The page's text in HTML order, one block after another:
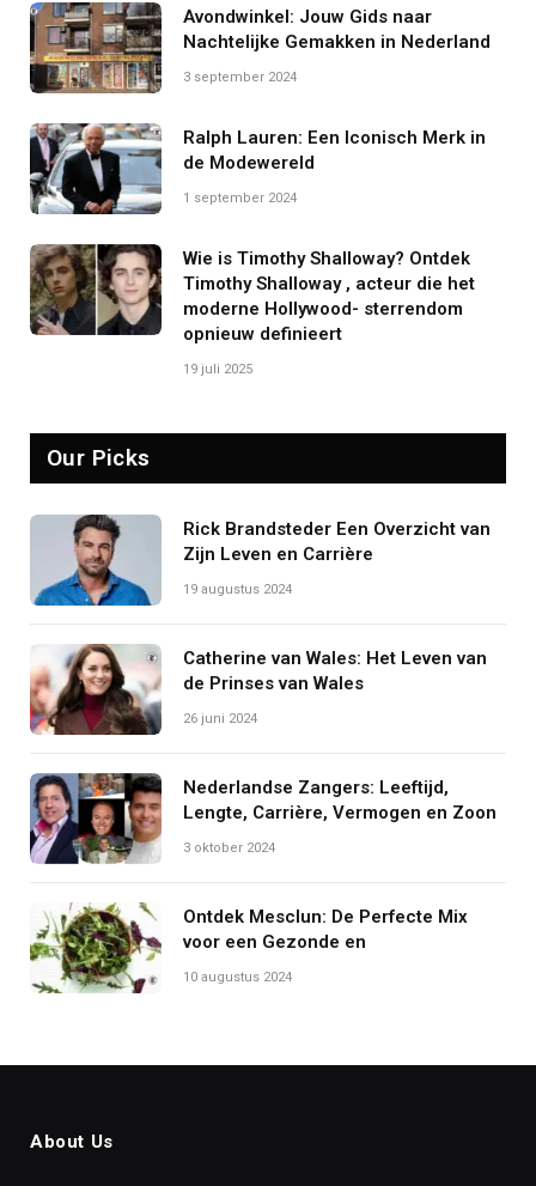
Avondwinkel: Jouw Gids naar
Nachtelijke Gemakken in Nederland
3 september 2024
Ralph Lauren: Een Iconisch Merk in
de Modewereld
1 september 2024
Wie is Timothy Shalloway? Ontdek
Timothy Shalloway , acteur die het
moderne Hollywood- sterrendom
opnieuw definieert
19 juli 2025
Our Picks
Rick Brandsteder Een Overzicht van
Zijn Leven en Carrière
19 augustus 2024
Catherine van Wales: Het Leven van
de Prinses van Wales
26 juni 2024
Nederlandse Zangers: Leeftijd,
Lengte, Carrière, Vermogen en Zoon
3 oktober 2024
Ontdek Mesclun: De Perfecte Mix
voor een Gezonde en
10 augustus 2024
About Us